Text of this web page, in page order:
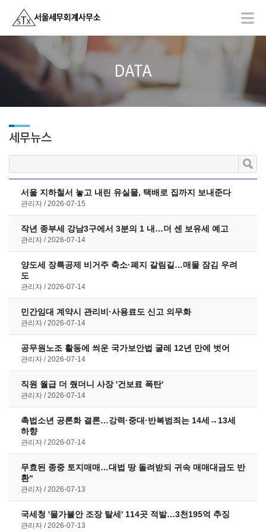
DATA
세무뉴스
서울 지하철서 놓고 내린 유실물, 택배로 집까지 보내준다
관리자 2026-07-15
작년 종부세 강남3구에서 3분의 1 내…더 센 보유세 예고
관리자 2026-07-14
양도세 장특공제 비거주 축소·폐지 갈림길…매물 잠김 우려
도
관리자 2026-07-14
민간임대 계약시 관리비·사용료도 신고 의무화
관리자 2026-07-14
공무원노조 활동에 씌운 국가보안법 굴레 12년 만에 벗어
관리자 2026-07-14
직원 월급 더 줬더니 사장 '건보료 폭탄'
관리자 2026-07-14
촉법소년 공론화 결론…강력·중대·반복범죄는 14세→13세
하향
관리자 2026-07-14
무효된 종중 토지매매…대법 땅 돌려받되 귀속 매매대금도 반
환“
관리자 2026-07-13
국세청 '물가불안 조장 탈세' 114곳 적발…3천195억 추징
관리자 2026-07-13